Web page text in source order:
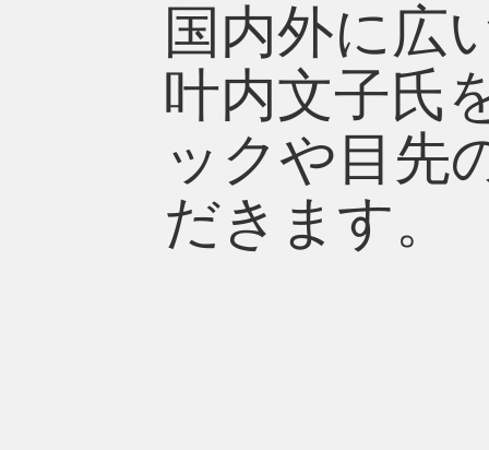
国内外に広
叶内文子氏
ックや目先
だきます。